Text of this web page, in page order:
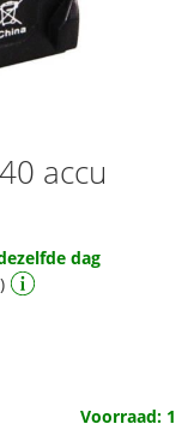
accu
dag
Voorraad: 1